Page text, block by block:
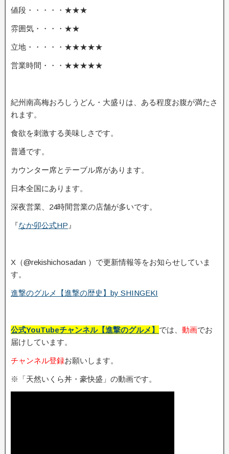
値段・・・・・★★★
雰囲気・・・・★★
立地・・・・・★★★★★
営業時間・・・★★★★★
紀州南高梅おろしうどん・大盛りは、ある程度お腹が満たさ
れます。
食欲を刺激する美味しさです。
普通です。
カウンター席とテーブル席があります。
日本全国にあります。
深夜営業、24時間営業の店舗が多いです。
『なか卯公式HP 』
X（@rekishichosadan ）で更新情報等をお知らせしていま
す。
進撃のグルメ【進撃の歴史】by SHINGEKI
公式YouTubeチャンネル【進撃のグルメ】 では、 動画でお
届けしています。
チャンネル登録お願いします。
※「天然いくら丼・豪快盛」の動画です。